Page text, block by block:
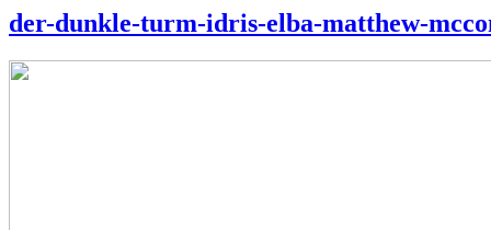
der-dunkle-turm-idris-elba-matthew-